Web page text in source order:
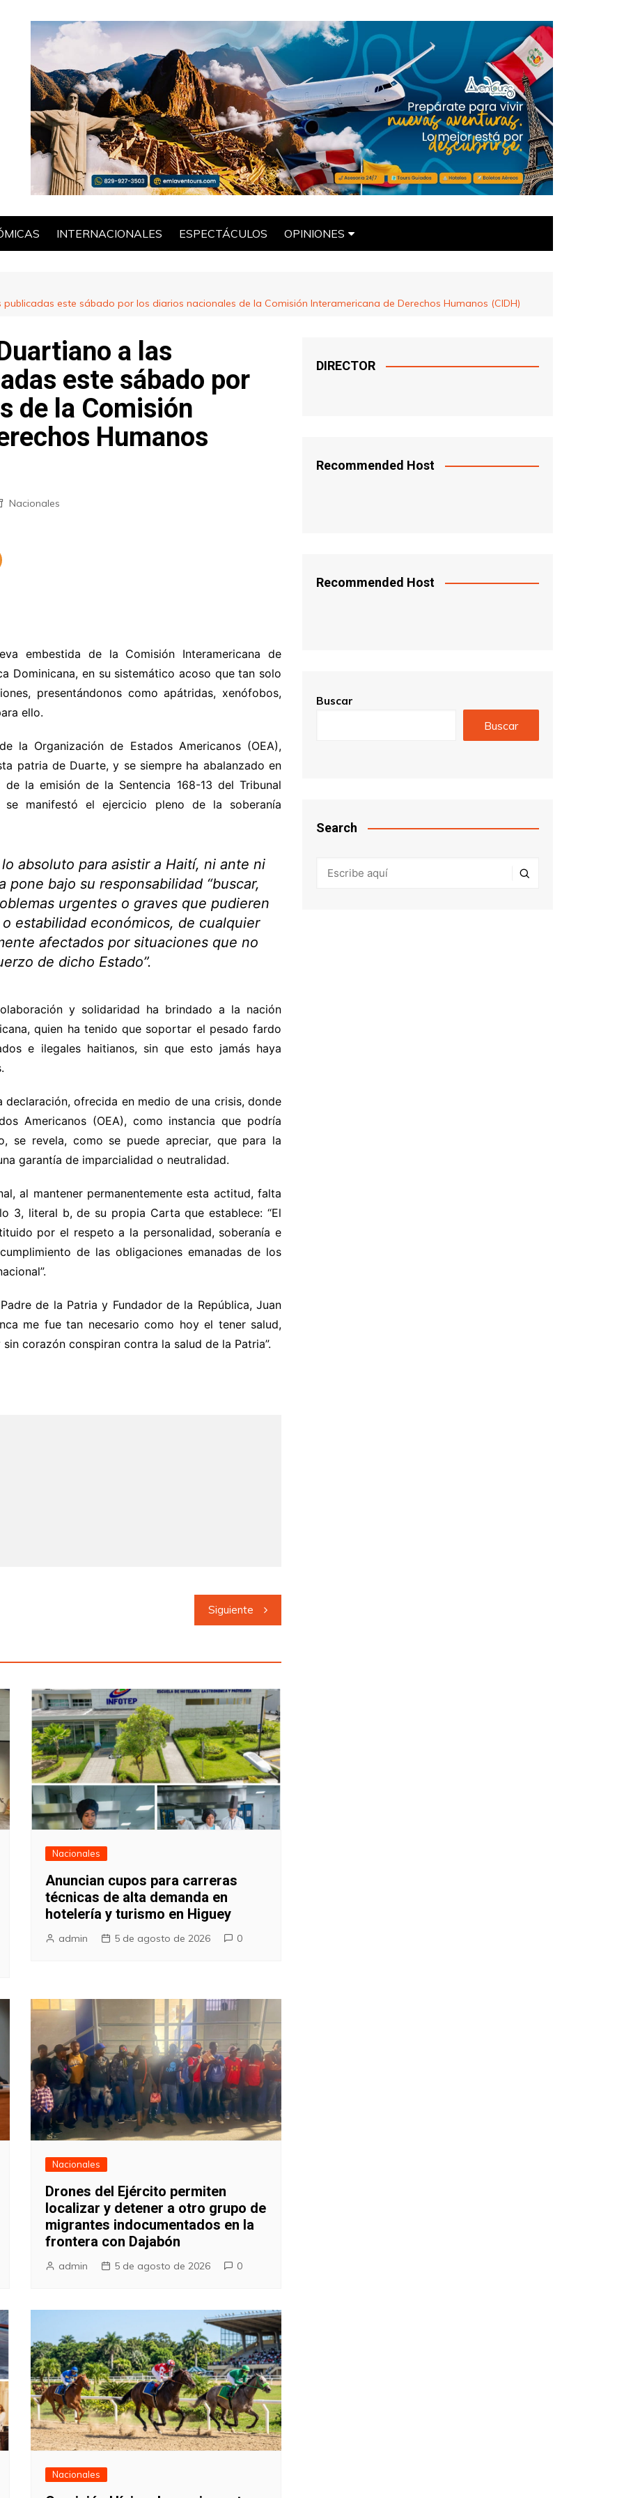
INTERNACIONALES ESPECTÁCULOS OPINIONES
este sábado por los diarios nacionales de la Comisión Interamericana de Derechos Humanos (CIDH)
a las
este sábado por
de la Comisión
Humanos
Nacionales
embestida de la Comisión Interamericana de
Dominicana, en su sistemático acoso que tan solo
presentándonos como apátridas, xenófobos,
ello.
la Organización de Estados Americanos (OEA),
patria de Duarte, y se siempre ha abalanzado en
la emisión de la Sentencia 168-13 del Tribunal
manifestó el ejercicio pleno de la soberanía
absoluto para asistir a Haití, ni ante ni
pone bajo su responsabilidad “buscar,
urgentes o graves que pudieren
estabilidad económicos, de cualquier
afectados por situaciones que no
de dicho Estado”.
y solidaridad ha brindado a la nación
quien ha tenido que soportar el pesado fardo
e ilegales haitianos, sin que esto jamás haya
ofrecida en medio de una crisis, donde
Americanos (OEA), como instancia que podría
se revela, como se puede apreciar, que para la
garantía de imparcialidad o neutralidad.
al mantener permanentemente esta actitud, falta
3, literal b, de su propia Carta que establece: “El
por el respeto a la personalidad, soberanía e
de las obligaciones emanadas de los
de la Patria y Fundador de la República, Juan
me fue tan necesario como hoy el tener salud,
corazón conspiran contra la salud de la Patria”.
Siguiente
Nacionales
Anuncian cupos para carreras
técnicas de alta demanda en
hotelería y turismo en Higuey
admin 5 de agosto de 2026 0
Nacionales
Drones del Ejército permiten
localizar y detener a otro grupo de
migrantes indocumentados en la
frontera con Dajabón
admin 5 de agosto de 2026 0
Nacionales
DIRECTOR
Recommended Host
Recommended Host
Buscar
Buscar
Search